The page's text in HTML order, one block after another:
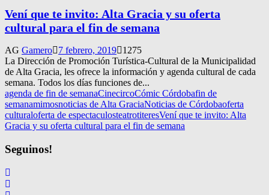
Vení que te invito: Alta Gracia y su oferta
cultural para el fin de semana
AG Gamero 7 febrero, 2019
1275
La Dirección de Promoción Turística-Cultural de la Municipalidad
de Alta Gracia, les ofrece la información y agenda cultural de cada
semana. Todos los días funciones de...
agenda de fin de semanaCinecircoCómic Córdobafin de
semanamimosnoticias de Alta GraciaNoticias de Córdobaoferta
culturaloferta de espectaculosteatrotiteresVení que te invito: Alta
Gracia y su oferta cultural para el fin de semana
Seguinos!